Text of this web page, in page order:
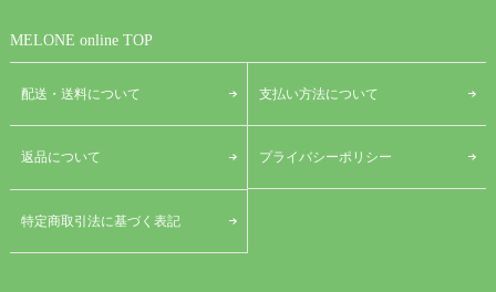
MELONE online TOP
配送・送料について 支払い方法について
返品について プライバシーポリシー
特定商取引法に基づく表記